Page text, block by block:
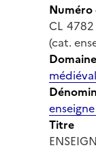
CL
(cat.
Domaine
médiéval
Titre